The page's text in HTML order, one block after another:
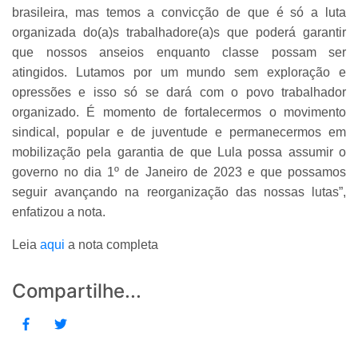
brasileira, mas temos a convicção de que é só a luta
organizada do(a)s trabalhadore(a)s que poderá garantir
que nossos anseios enquanto classe possam ser
atingidos. Lutamos por um mundo sem exploração e
opressões e isso só se dará com o povo trabalhador
organizado. É momento de fortalecermos o movimento
sindical, popular e de juventude e permanecermos em
mobilização pela garantia de que Lula possa assumir o
governo no dia 1º de Janeiro de 2023 e que possamos
seguir avançando na reorganização das nossas lutas”,
enfatizou a nota.
Leia aqui a nota completa
Compartilhe...